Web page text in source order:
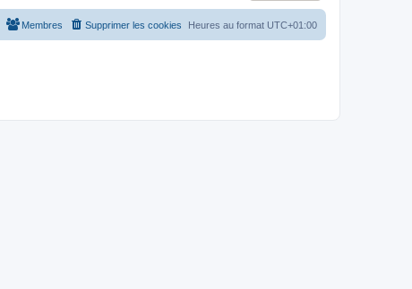
Heures au format UTC+01:00
Supprimer les cookies
Membres